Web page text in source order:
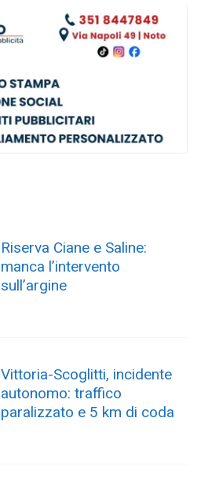
Riserva Ciane e Saline:
manca l’intervento
sull’argine
Vittoria-Scoglitti, incidente
autonomo: traffico
paralizzato e 5 km di coda